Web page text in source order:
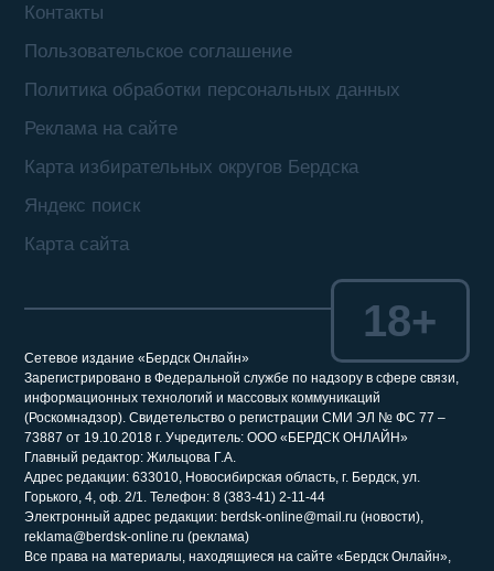
Контакты
Пользовательское соглашение
Политика обработки персональных данных
Реклама на сайте
Карта избирательных округов Бердска
Яндекс поиск
Карта сайта
Сетевое издание «Бердск Онлайн»
Зарегистрировано в Федеральной службе по надзору в сфере связи,
информационных технологий и массовых коммуникаций
(Роскомнадзор). Свидетельство о регистрации СМИ ЭЛ № ФС 77 –
73887 от 19.10.2018 г. Учредитель: ООО «БЕРДСК ОНЛАЙН»
Главный редактор: Жильцова Г.А.
Адрес редакции: 633010, Новосибирская область, г. Бердск, ул.
Горького, 4, оф. 2/1. Телефон: 8 (383-41) 2-11-44
Электронный адрес редакции: berdsk-online@mail.ru (новости),
reklama@berdsk-online.ru (реклама)
Все права на материалы, находящиеся на сайте «Бердск Онлайн»,
18+